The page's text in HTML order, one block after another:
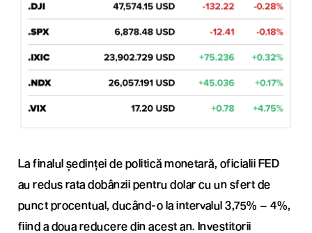
La finalul ședinței de politică monetară, oficialii FED
au redus rata dobânzii pentru dolar cu un sfert de
punct procentual, ducând-o la intervalul 3,75% – 4%,
fiind a doua reducere din acest an. Investitorii